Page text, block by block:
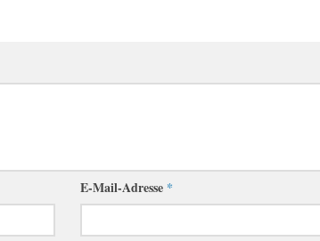
E-Mail-Adresse *